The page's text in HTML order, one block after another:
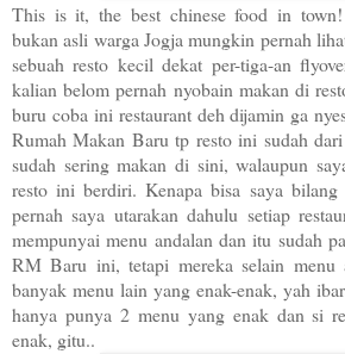
This is it, the best chinese food in
bukan asli warga Jogja mungkin pernah
sebuah resto kecil dekat per-tiga-an
kalian belom pernah nyobain makan di
buru coba ini restaurant deh dijamin ga
Rumah Makan Baru tp resto ini sudah
sudah sering makan di sini, walaupun
resto ini berdiri. Kenapa bisa saya bilang
pernah saya utarakan dahulu setiap
mempunyai menu andalan dan itu sudah
RM Baru ini, tetapi mereka selain menu
banyak menu lain yang enak-enak, yah
hanya punya 2 menu yang enak dan si
enak, gitu..